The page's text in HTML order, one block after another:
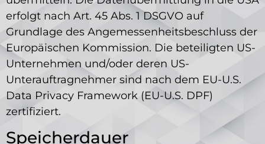
erfolgt nach Art. 45 Abs. 1 DSGVO auf
Grundlage des Angemessenheitsbeschluss der
Europäischen Kommission. Die beteiligten US-
Unternehmen und/oder deren US-
Unterauftragnehmer sind nach dem EU-U.S.
Data Privacy Framework (EU-U.S. DPF)
zertifiziert.
Speicherdauer